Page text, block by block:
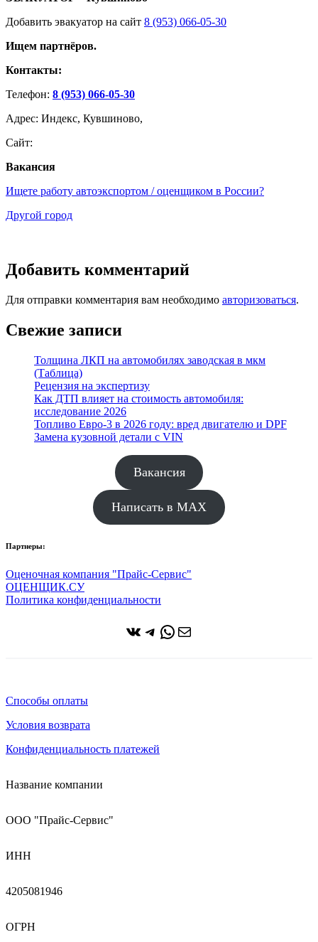
Добавить эвакуатор на сайт 8 (953) 066-05-30
Ищем партнёров.
Контакты:
Телефон: 8 (953) 066-05-30
Адрес: Индекс, Кувшиново,
Сайт:
Вакансия
Ищете работу автоэкспортом / оценщиком в России?
Другой город
Добавить комментарий
Для отправки комментария вам необходимо авторизоваться.
Свежие записи
Толщина ЛКП на автомобилях заводская в мкм
(Таблица)
Рецензия на экспертизу
Как ДТП влияет на стоимость автомобиля:
исследование 2026
Топливо Евро-3 в 2026 году: вред двигателю и DPF
Замена кузовной детали с VIN
Вакансия
Написать в MAX
Партнеры:
Оценочная компания "Прайс-Сервис"
ОЦЕНЩИК.СУ
Политика конфиденциальности
ВКонтакте
Telegram
WhatsApp
Почта
Способы оплаты
Условия возврата
Конфиденциальность платежей
Название компании
ООО "Прайс-Сервис"
ИНН
4205081946
ОГРН